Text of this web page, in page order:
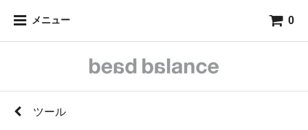
メニュー 0
ツール